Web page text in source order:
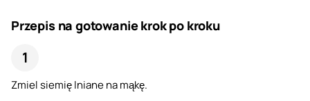
Przepis na gotowanie krok po kroku
Zmiel siemię lniane na mąkę.